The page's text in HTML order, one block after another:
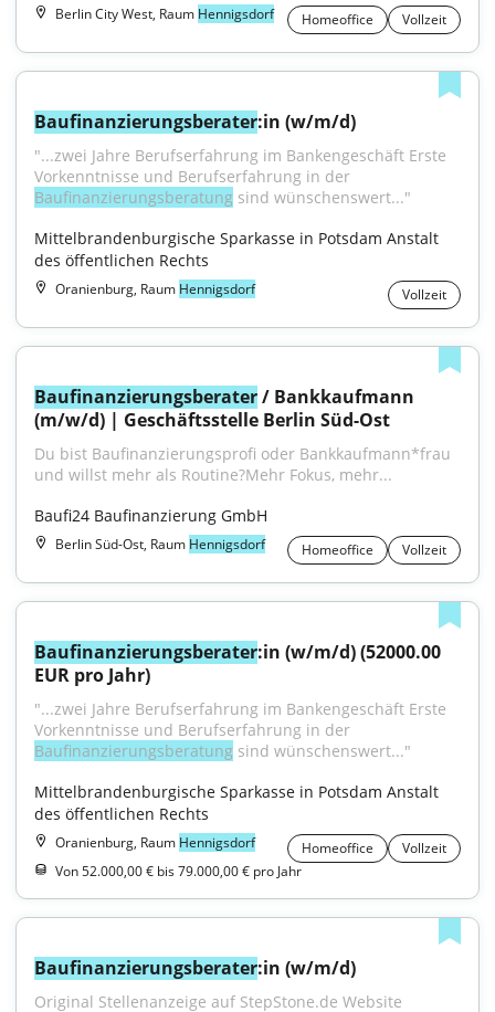
Berlin City West, Raum Hennigsdorf Homeoffice Vollzeit
Baufinanzierungsberater:in (w/m/d)
"...zwei Jahre Berufserfahrung im Bankengeschäft Erste
Baufinanzierungsberatung sind wünschenswert..."
Mittelbrandenburgische Sparkasse in Potsdam Anstalt
des öffentlichen Rechts
Oranienburg, Raum Hennigsdorf Vollzeit
Baufinanzierungsberater / Bankkaufmann
(m/w/d) | Geschäftsstelle Berlin Süd-Ost
Du bist Baufinanzierungsprofi oder Bankkaufmann*frau
und willst mehr als Routine?Mehr Fokus, mehr...
Baufi24 Baufinanzierung GmbH
Berlin Süd-Ost, Raum Hennigsdorf Homeoffice Vollzeit
Baufinanzierungsberater:in (w/m/d) (52000.00
EUR pro Jahr)
"...zwei Jahre Berufserfahrung im Bankengeschäft Erste
Baufinanzierungsberatung sind wünschenswert..."
Mittelbrandenburgische Sparkasse in Potsdam Anstalt
des öffentlichen Rechts
Oranienburg, Raum Hennigsdorf Homeoffice
Vollzeit
Von 52.000,00 € bis 79.000,00 € pro Jahr
Baufinanzierungsberater:in (w/m/d)
Original Stellenanzeige auf StepStone.de Website